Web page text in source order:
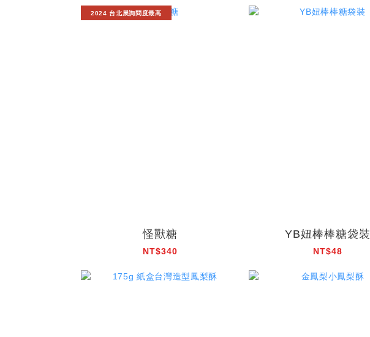
2024 台北展詢問度最高
怪獸糖
NT$340
YB妞棒棒糖袋裝
NT$48